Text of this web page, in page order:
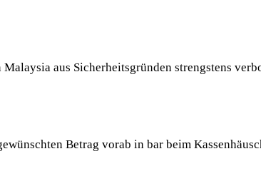
aus Sicherheitsgründen strengstens
Betrag vorab in bar beim